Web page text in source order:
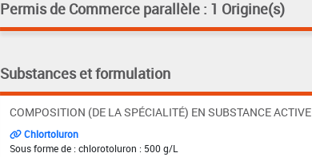
Permis de Commerce parallèle : 1 Origine(s)
Substances et formulation
COMPOSITION (DE LA SPÉCIALITÉ) EN SUBSTANCE ACTIVE
Chlortoluron
Sous forme de : chlorotoluron : 500 g/L